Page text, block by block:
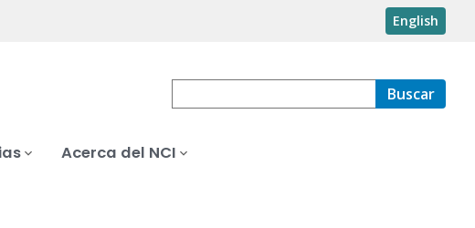
English
Buscar
Acerca del NCI